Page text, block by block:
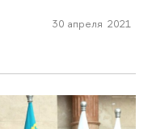
30 апреля 2021